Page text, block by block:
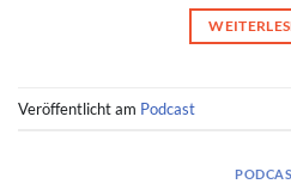
Veröffentlicht am Podcast